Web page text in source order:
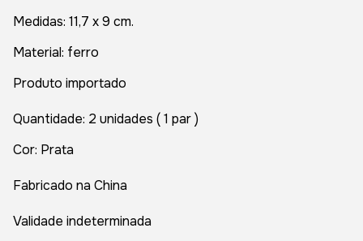
Medidas: 11,7 x 9 cm.
Material: ferro
Produto importado
Quantidade: 2 unidades ( 1 par )
Cor: Prata
Fabricado na China
Validade indeterminada